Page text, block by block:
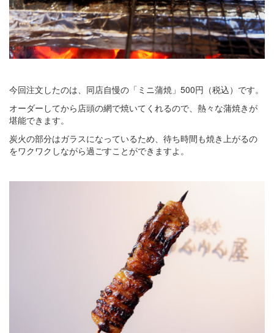
今回注文したのは、同店自慢の「ミニ蒲焼」500円（税込）です。
オーダーしてから店頭の網で焼いてくれるので、熱々な蒲焼きが
堪能できます。
炭火の部分はガラスになっているため、待ち時間も焼き上がるの
をワクワクしながら過ごすことができますよ。